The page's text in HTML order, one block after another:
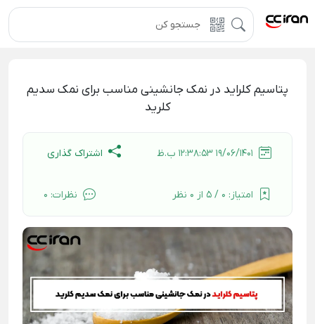
پتاسیم کلراید در نمک جانشینی مناسب برای نمک سدیم
کلرید
اشتراک گذاری
امتیاز: 0 / 5 از 0 نظر نظرات: 0